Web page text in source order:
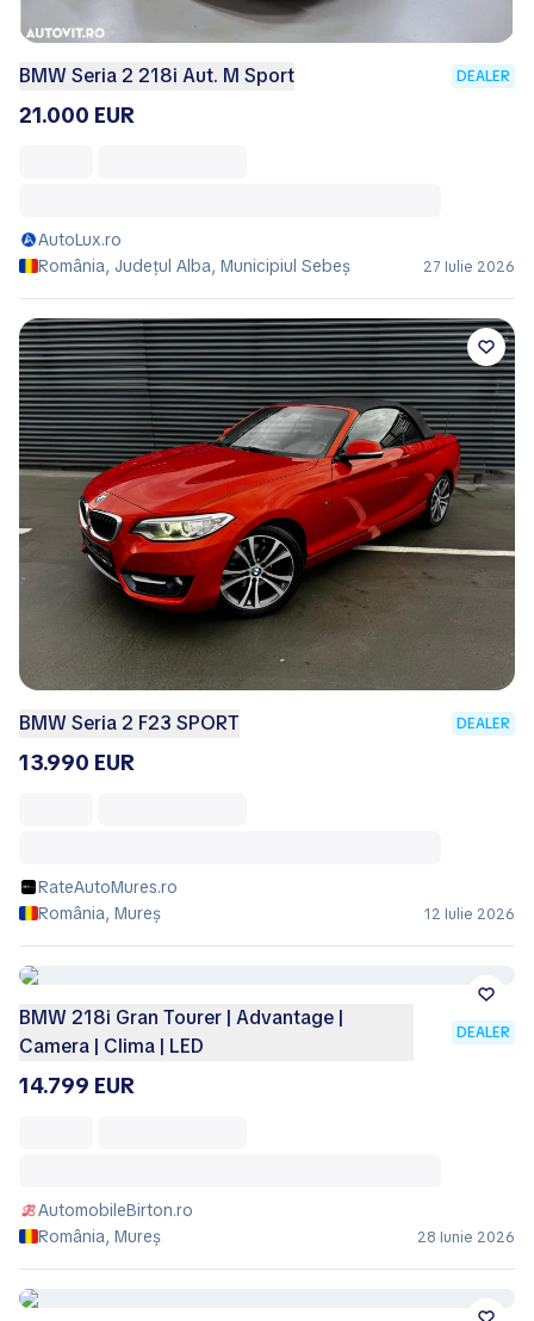
BMW Seria 2 218i Aut. M Sport DEALER
21.000 EUR
AutoLux.ro
România, Județul Alba, Municipiul Sebeş
27 Iulie 2026
BMW Seria 2 F23 SPORT DEALER
13.990 EUR
RateAutoMures.ro
România, Mureș
12 Iulie 2026
BMW 218i Gran Tourer | Advantage |
Camera | Clima | LED
DEALER
14.799 EUR
AutomobileBirton.ro
România, Mureș
28 Iunie 2026